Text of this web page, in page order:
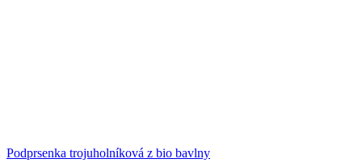
Podprsenka trojuholníková z bio bavlny